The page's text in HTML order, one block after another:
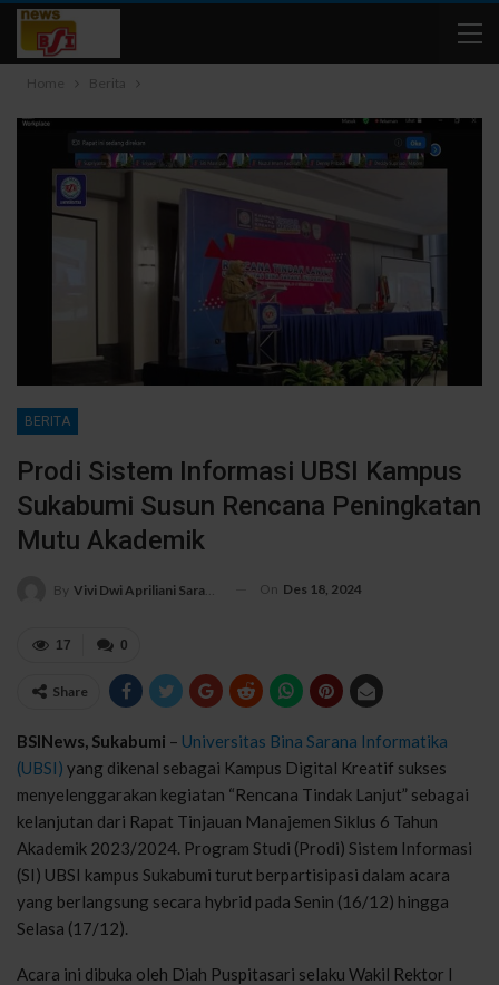
Home Berita
BERITA
Prodi Sistem Informasi UBSI Kampus
Sukabumi Susun Rencana Peningkatan
Mutu Akademik
By Vivi Dwi Apriliani Saras Wati On Des 18, 2024
0
17
Share
BSINews, Sukabumi – Universitas Bina Sarana Informatika
(UBSI) yang dikenal sebagai Kampus Digital Kreatif sukses
menyelenggarakan kegiatan “Rencana Tindak Lanjut” sebagai
kelanjutan dari Rapat Tinjauan Manajemen Siklus 6 Tahun
Akademik 2023/2024. Program Studi (Prodi) Sistem Informasi
(SI) UBSI kampus Sukabumi turut berpartisipasi dalam acara
yang berlangsung secara hybrid pada Senin (16/12) hingga
Selasa (17/12).
Acara ini dibuka oleh Diah Puspitasari selaku Wakil Rektor I